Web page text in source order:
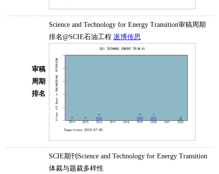
审稿
周期
排名
Science and Technology for Energy Transition审稿周期
排名@SCIE石油工程 派博传思
SCIE期刊Science and Technology for Energy Transition
体裁与题裁多样性